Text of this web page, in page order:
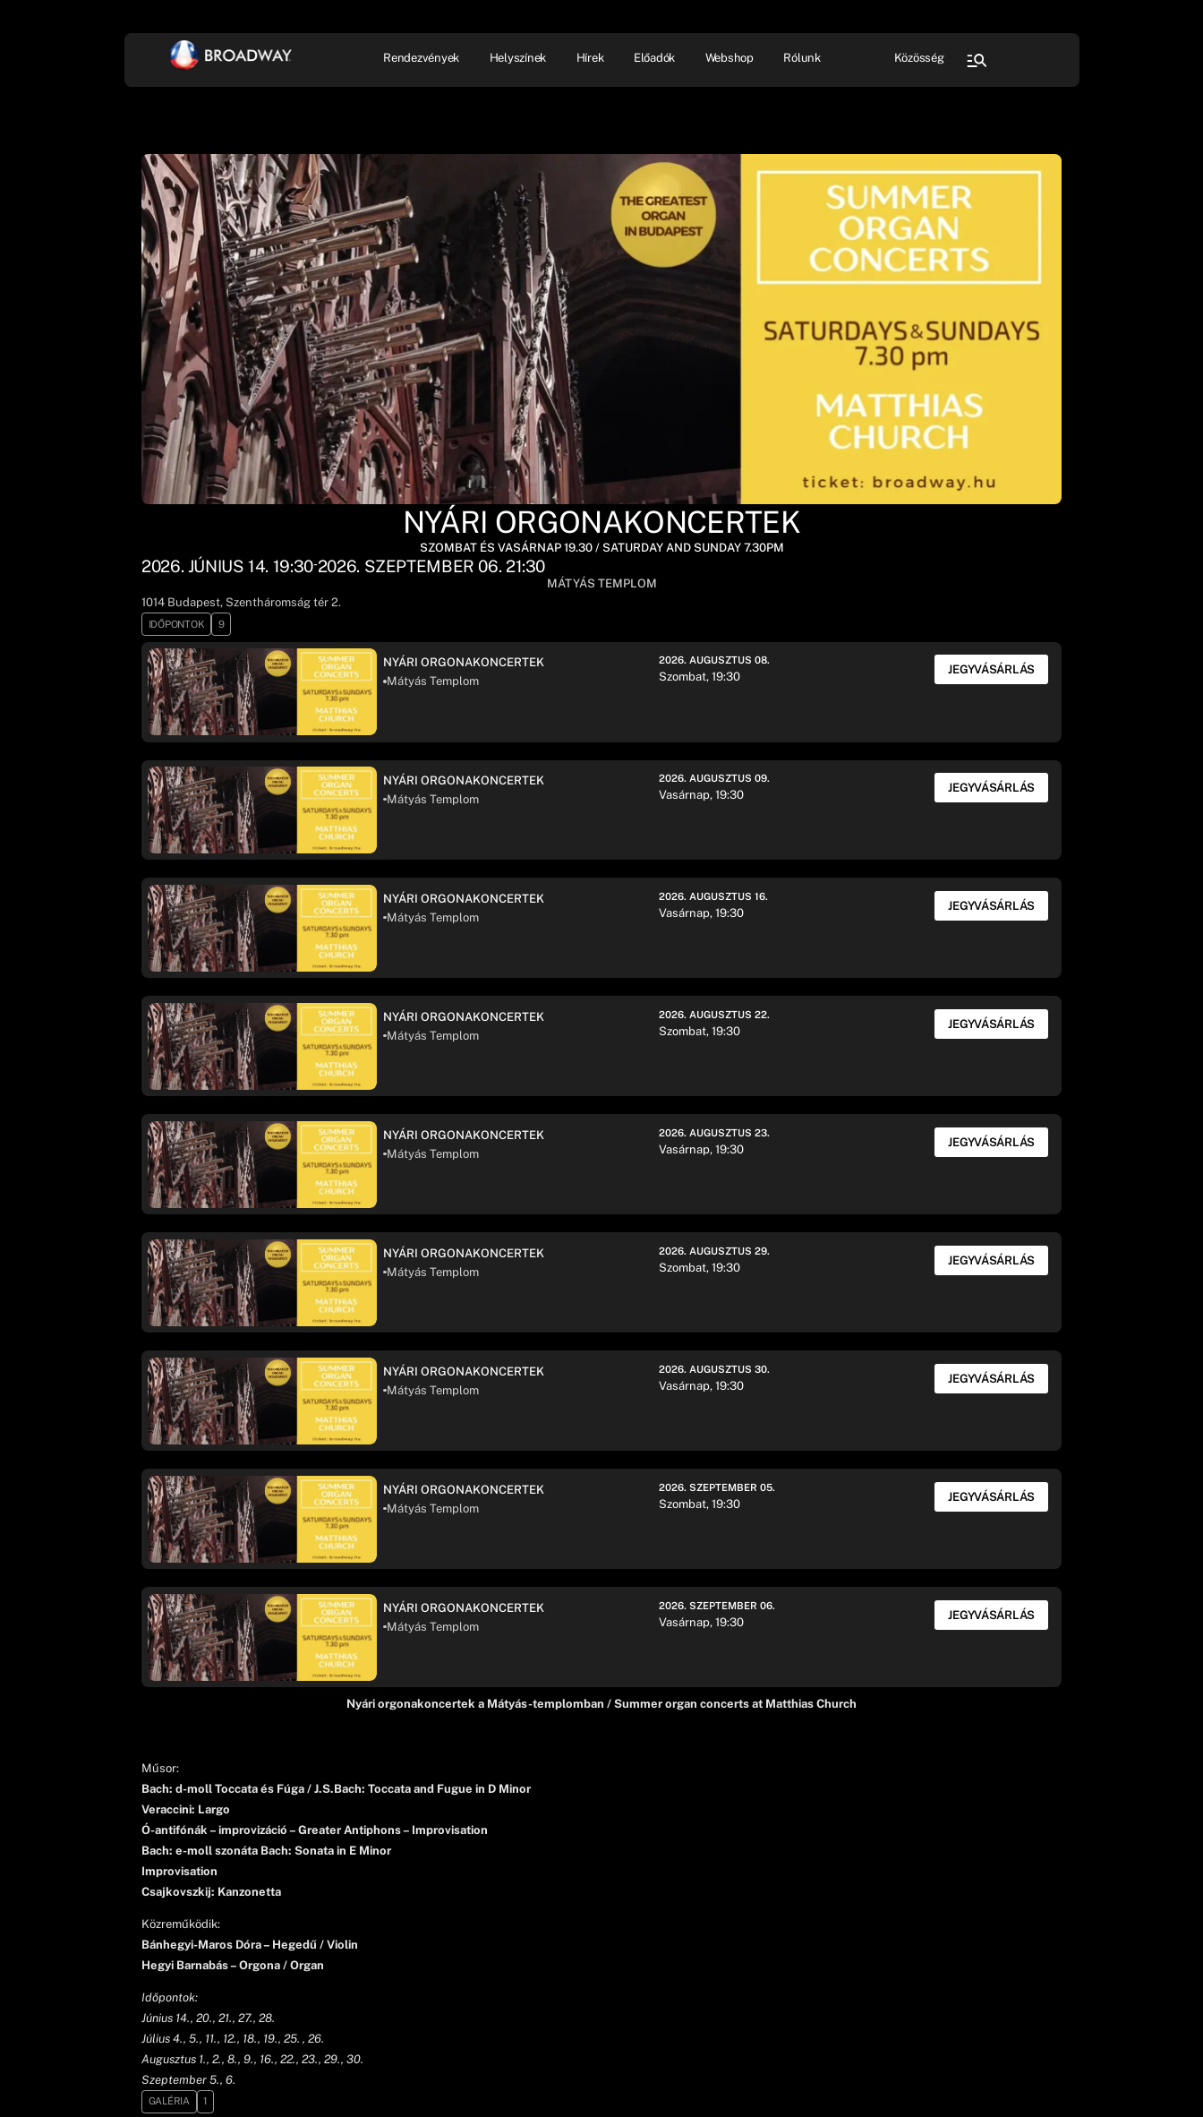
Rendezvények Helyszínek Hírek Előadók Webshop Rólunk Közösség
Összes rendezvény
NYÁRI ORGONAKONCERTEK
SZOMBAT ÉS VASÁRNAP 19.30 / SATURDAY AND SUNDAY 7.30PM
2026. JÚNIUS 14. 19:30-2026. SZEPTEMBER 06. 21:30
MÁTYÁS TEMPLOM
1014 Budapest, Szentháromság tér 2.
IDŐPONTOK 9
NYÁRI ORGONAKONCERTEK
Mátyás Templom
2026. AUGUSZTUS 08.
Szombat, 19:30
JEGYVÁSÁRLÁS
NYÁRI ORGONAKONCERTEK
Mátyás Templom
2026. AUGUSZTUS 09.
Vasárnap, 19:30
JEGYVÁSÁRLÁS
NYÁRI ORGONAKONCERTEK
Mátyás Templom
2026. AUGUSZTUS 16.
Vasárnap, 19:30
JEGYVÁSÁRLÁS
NYÁRI ORGONAKONCERTEK
Mátyás Templom
2026. AUGUSZTUS 22.
Szombat, 19:30
JEGYVÁSÁRLÁS
NYÁRI ORGONAKONCERTEK
Mátyás Templom
2026. AUGUSZTUS 23.
Vasárnap, 19:30
JEGYVÁSÁRLÁS
NYÁRI ORGONAKONCERTEK
Mátyás Templom
2026. AUGUSZTUS 29.
Szombat, 19:30
JEGYVÁSÁRLÁS
NYÁRI ORGONAKONCERTEK
Mátyás Templom
2026. AUGUSZTUS 30.
Vasárnap, 19:30
JEGYVÁSÁRLÁS
NYÁRI ORGONAKONCERTEK
Mátyás Templom
2026. SZEPTEMBER 05.
Szombat, 19:30
JEGYVÁSÁRLÁS
NYÁRI ORGONAKONCERTEK
Mátyás Templom
2026. SZEPTEMBER 06.
Vasárnap, 19:30
JEGYVÁSÁRLÁS
Nyári orgonakoncertek a Mátyás-templomban / Summer organ concerts at Matthias Church
Műsor:
Bach: d-moll Toccata és Fúga / J.S.Bach: Toccata and Fugue in D Minor
Veraccini: Largo
Ó-antifónák – improvizáció – Greater Antiphons – Improvisation
Bach: e-moll szonáta Bach: Sonata in E Minor
Improvisation
Csajkovszkij: Kanzonetta
Közreműködik:
Bánhegyi-Maros Dóra – Hegedű / Violin
Hegyi Barnabás – Orgona / Organ
Időpontok:
Június 14., 20., 21., 27., 28.
Július 4., 5., 11., 12., 18., 19., 25. , 26.
Augusztus 1., 2., 8., 9., 16., 22., 23., 29., 30.
Szeptember 5., 6.
GALÉRIA 1